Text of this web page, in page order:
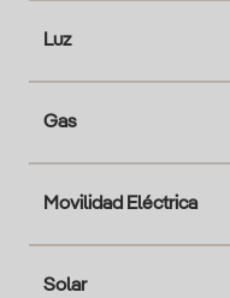
Luz
Gas
Movilidad Eléctrica
Solar